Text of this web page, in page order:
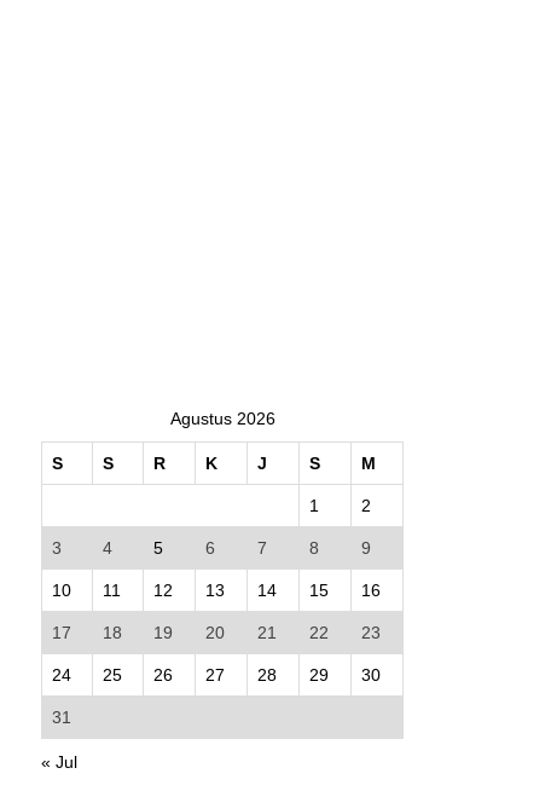
Agustus 2026
S S R K J S M
1 2
3 4 5 6 7 8 9
10 11 12 13 14 15 16
17 18 19 20 21 22 23
24 25 26 27 28 29 30
31
« Jul